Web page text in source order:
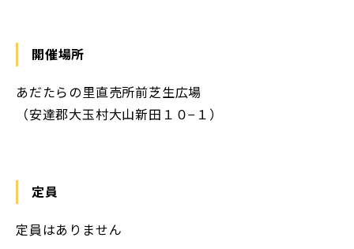
開催場所
あだたらの里直売所前芝生広場
（安達郡大玉村大山新田１０−１）
定員
定員はありません